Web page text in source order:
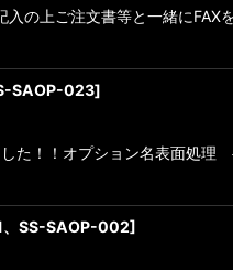
の上ご注文書等と一緒に
SAOP-023]
た！！オプション名表面
SS-SAOP-002]